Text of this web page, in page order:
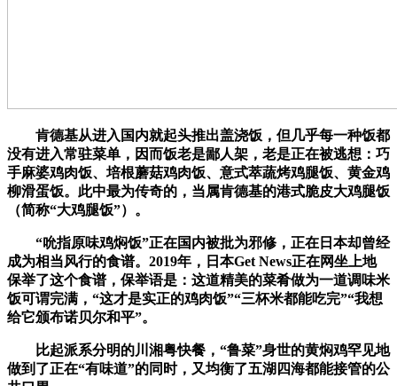
肯德基从进入国内就起头推出盖浇饭，但几乎每一种饭都
没有进入常驻菜单，因而饭老是鄙人架，老是正在被逃想：巧
手麻婆鸡肉饭、培根蘑菇鸡肉饭、意式萃蔬烤鸡腿饭、黄金鸡
柳滑蛋饭。此中最为传奇的，当属肯德基的港式脆皮大鸡腿饭
（简称“大鸡腿饭”）。
“吮指原味鸡焖饭”正在国内被批为邪修，正在日本却曾经
成为相当风行的食谱。2019年，日本Get News正在网坐上地
保举了这个食谱，保举语是：这道精美的菜肴做为一道调味米
饭可谓完满，“这才是实正的鸡肉饭”“三杯米都能吃完”“我想
给它颁布诺贝尔和平”。
比起派系分明的川湘粤快餐，“鲁菜”身世的黄焖鸡罕见地
做到了正在“有味道”的同时，又均衡了五湖四海都能接管的公